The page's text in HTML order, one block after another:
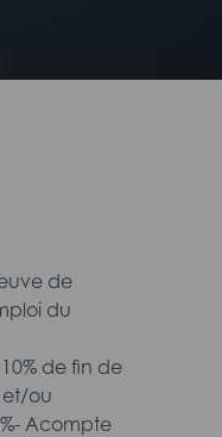
de
du
de fin de
et/ou
Acompte